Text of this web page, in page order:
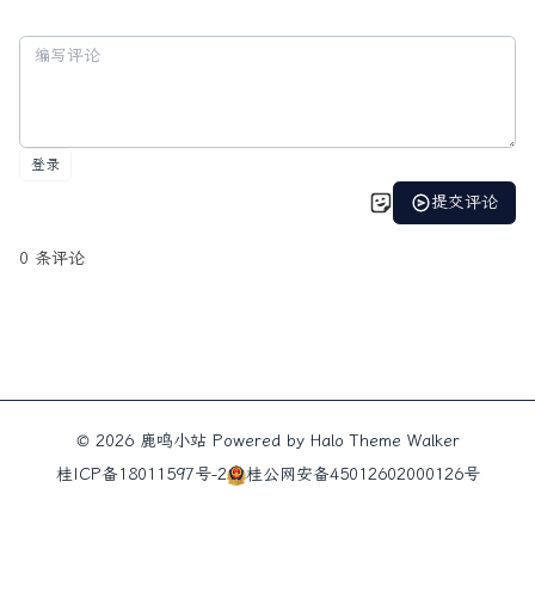
© 2026 鹿鸣小站Powered by Halo Theme Walker
桂ICP备18011597号-2
桂公网安备45012602000126号